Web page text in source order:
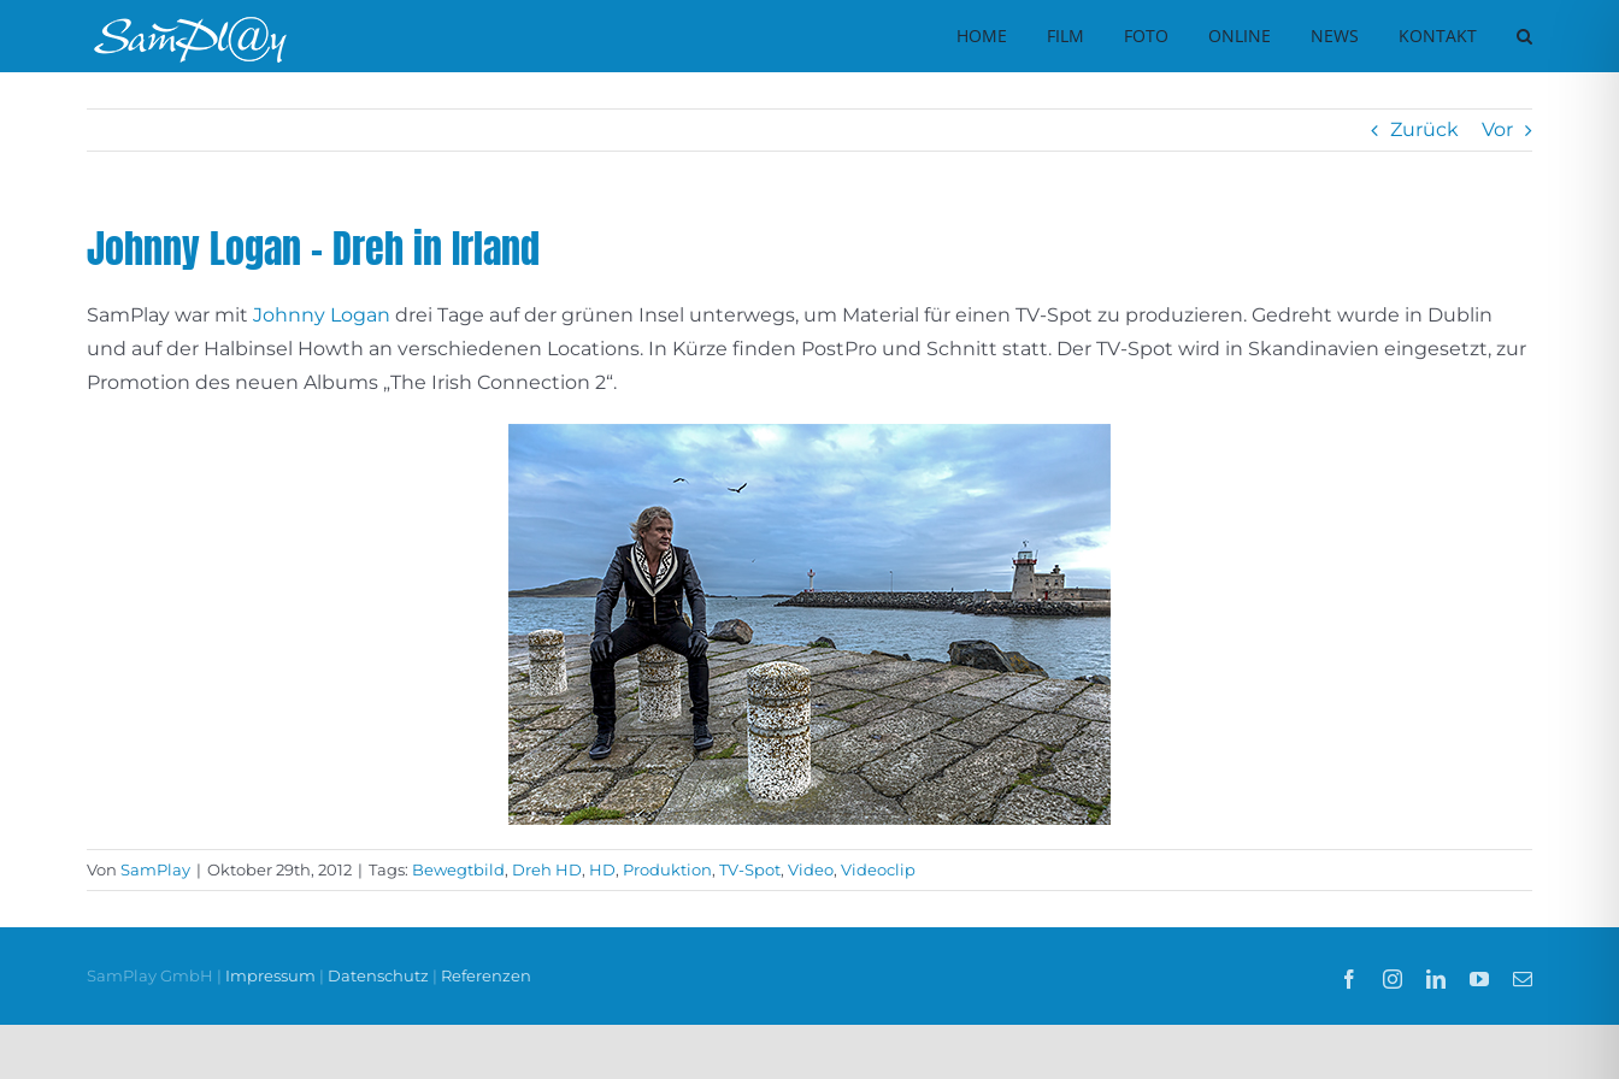
HOME FILM FOTO ONLINE NEWS KONTAKT
Zurück Vor
Johnny Logan – Dreh in Irland
SamPlay war mit Johnny Logan drei Tage auf der grünen Insel unterwegs, um Material für einen TV-Spot zu produzieren. Gedreht wurde in Dublin
und auf der Halbinsel Howth an verschiedenen Locations. In Kürze finden PostPro und Schnitt statt. Der TV-Spot wird in Skandinavien eingesetzt, zur
Promotion des neuen Albums „The Irish Connection 2“.
Von SamPlay | Oktober 29th, 2012 | Tags: Bewegtbild, Dreh HD, HD, Produktion, TV-Spot, Video, Videoclip
SamPlay GmbH | Impressum | Datenschutz | Referenzen FacebookInstagramLinkedInYouTube
E-